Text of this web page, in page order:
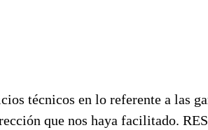
técnicos en lo referente a las
que nos haya facilitado.